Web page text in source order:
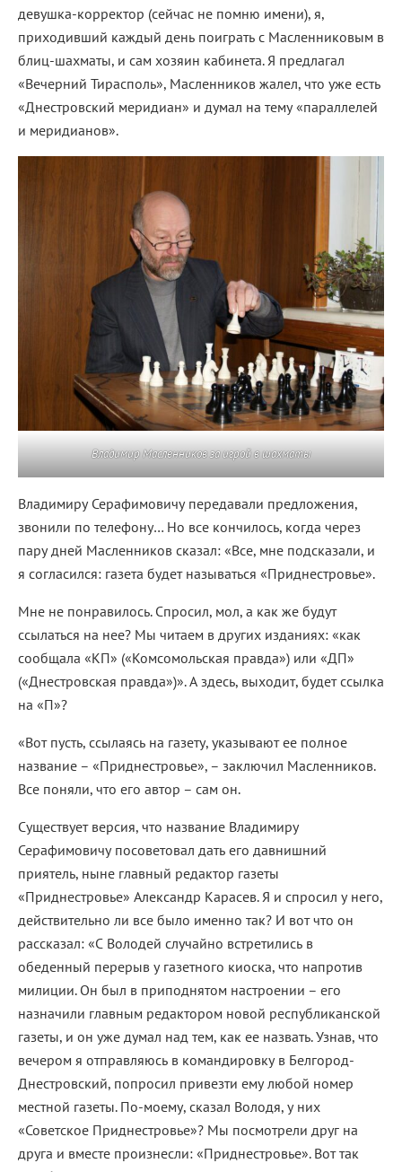
девушка-корректор (сейчас не помню имени), я,
приходивший каждый день поиграть с Масленниковым в
блиц-шахматы, и сам хозяин кабинета. Я предлагал
«Вечерний Тирасполь», Масленников жалел, что уже есть
«Днестровский меридиан» и думал на тему «параллелей
и меридианов».
Владимир Масленников за игрой в шахматы
Владимиру Серафимовичу передавали предложения,
звонили по телефону… Но все кончилось, когда через
пару дней Масленников сказал: «Все, мне подсказали, и
я согласился: газета будет называться «Приднестровье».
Мне не понравилось. Спросил, мол, а как же будут
ссылаться на нее? Мы читаем в других изданиях: «как
сообщала «КП» («Комсомольская правда») или «ДП»
(«Днестровская правда»)». А здесь, выходит, будет ссылка
на «П»?
«Вот пусть, ссылаясь на газету, указывают ее полное
название – «Приднестровье», – заключил Масленников.
Все поняли, что его автор – сам он.
Существует версия, что название Владимиру
Серафимовичу посоветовал дать его давнишний
приятель, ныне главный редактор газеты
«Приднестровье» Александр Карасев. Я и спросил у него,
действительно ли все было именно так? И вот что он
рассказал: «С Володей случайно встретились в
обеденный перерыв у газетного киоска, что напротив
милиции. Он был в приподнятом настроении – его
назначили главным редактором новой республиканской
газеты, и он уже думал над тем, как ее назвать. Узнав, что
вечером я отправляюсь в командировку в Белгород-
Днестровский, попросил привезти ему любой номер
местной газеты. По-моему, сказал Володя, у них
«Советское Приднестровье»? Мы посмотрели друг на
друга и вместе произнесли: «Приднестровье». Вот так